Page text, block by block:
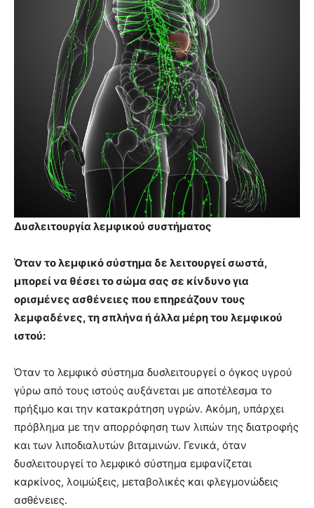
Δυσλειτουργία λεμφικού συστήματος
Όταν το λεμφικό σύστημα δε λειτουργεί σωστά,
μπορεί να θέσει το σώμα σας σε κίνδυνο για
ορισμένες ασθένειες που επηρεάζουν τους
λεμφαδένες, τη σπλήνα ή άλλα μέρη του λεμφικού
ιστού:
Όταν το λεμφικό σύστημα δυσλειτουργεί ο όγκος υγρού
γύρω από τους ιστούς αυξάνεται με αποτέλεσμα το
πρήξιμο και την κατακράτηση υγρών. Ακόμη, υπάρχει
πρόβλημα με την απορρόφηση των λιπών της διατροφής
και των λιποδιαλυτών βιταμινών. Γενικά, όταν
δυσλειτουργεί το λεμφικό σύστημα εμφανίζεται
καρκίνος, λοιμώξεις, μεταβολικές και φλεγμονώδεις
ασθένειες.